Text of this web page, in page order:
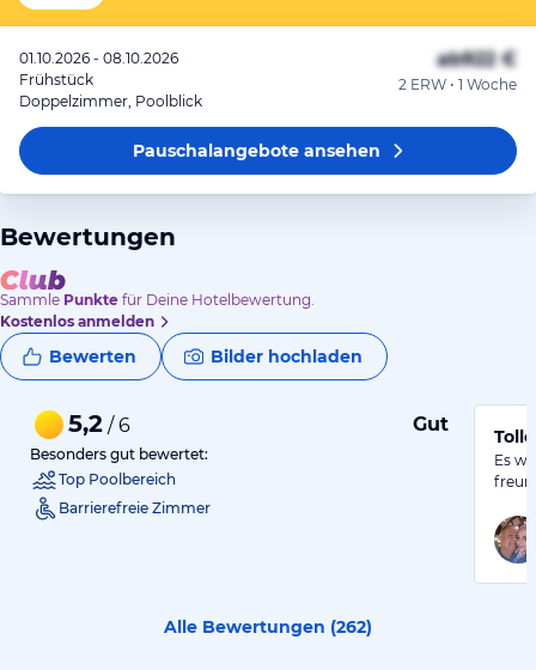
01.10.2026 - 08.10.2026
Frühstück
Doppelzimmer, Poolblick
ab922 €
2 ERW • 1 Woche
Pauschalangeboteansehen
Bewertungen
Sammle Punkte für Deine Hotelbewertung.
Kostenlos anmelden
Bewerten Bilder hochladen
5,2 / 6 Gut
Besonders gut bewertet:
Top Poolbereich
Barrierefreie Zimmer
Es
Alle Bewertungen (262)